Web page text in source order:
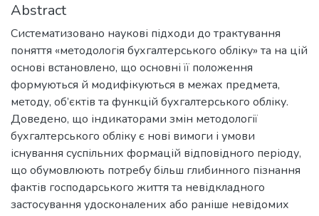
Abstract
Систематизовано наукові підходи до трактування
поняття «методологія бухгалтерського обліку» та на цій
основі встановлено, що основні її положення
формуються й модифікуються в межах предмета,
методу, об’єктів та функцій бухгалтерського обліку.
Доведено, що індикаторами змін методології
бухгалтерського обліку є нові вимоги і умови
існування суспільних формацій відповідного періоду,
що обумовлюють потребу більш глибинного пізнання
фактів господарського життя та невідкладного
застосування удосконалених або раніше невідомих